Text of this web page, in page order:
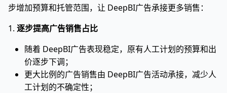
步增加预算和托管范围，让 DeepBI广告承接更多销售：
1. 逐步提高广告销售占比
随着 DeepBI广告表现稳定，原有人工计划的预算和出
价逐步下调；
更大比例的广告销售由 DeepBI广告活动承接，减少人
工计划的不确定性；